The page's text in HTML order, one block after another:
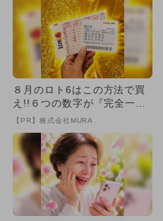
８月のロト6はこの方法で買
え!!６つの数字が『完全一
致』する方法
【PR】株式会社MURA